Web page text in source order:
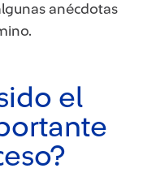
anécdotas
el